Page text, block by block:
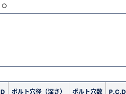
○
D ボルト穴径（深さ） ボルト穴数 P.C.D